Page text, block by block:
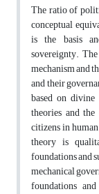
The ratio of
conceptual
is the basis
sovereignty.
mechanism and
and their
based on
theories and
citizens in
theory is
foundations and
mechanical
foundations